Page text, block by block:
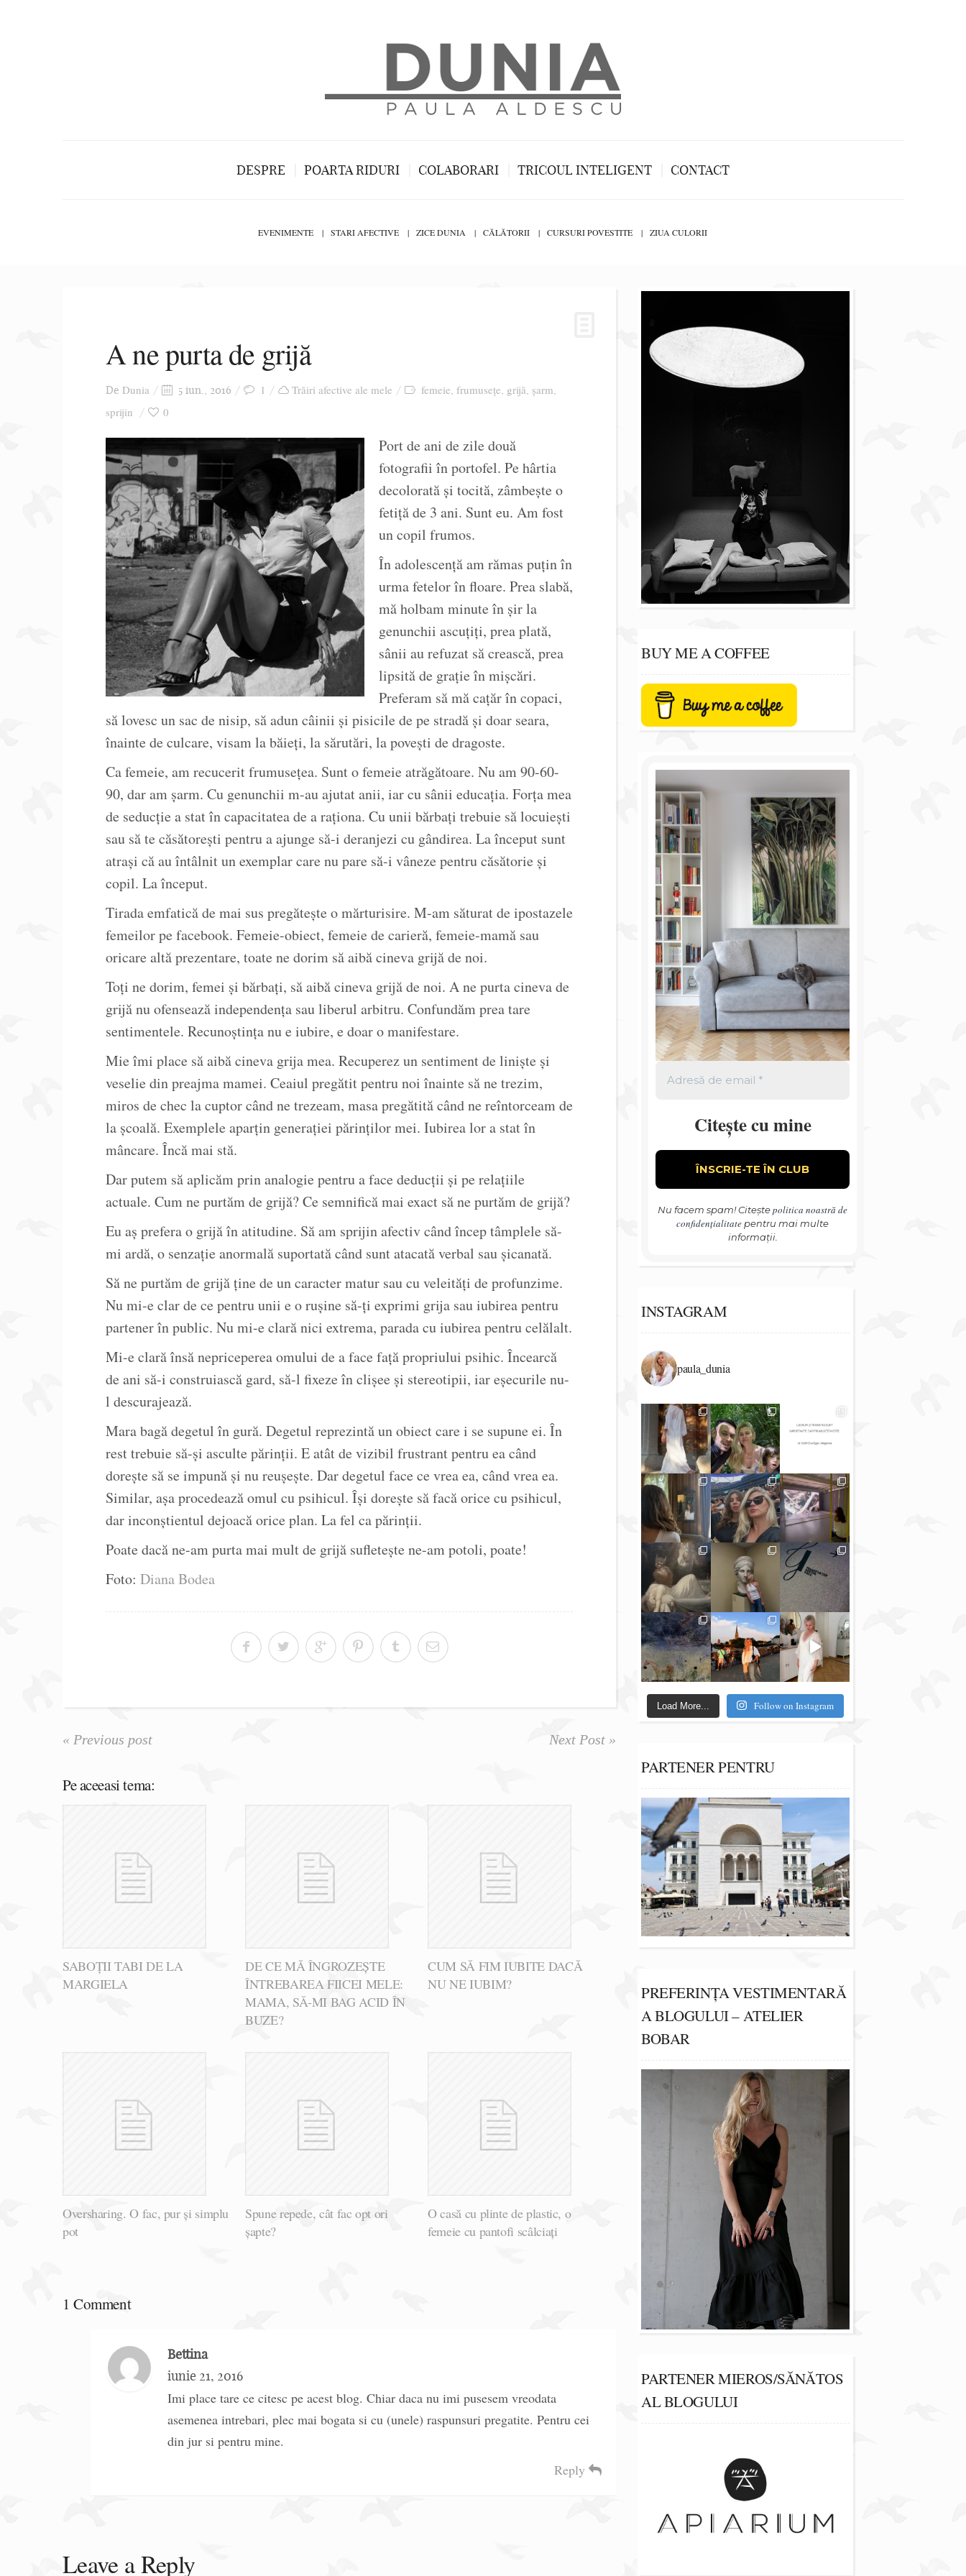
DESPRE POARTA RIDURI COLABORARI TRICOUL INTELIGENT CONTACT
EVENIMENTE STARI AFECTIVE ZICE DUNIA CĂLĂTORII CURSURI POVESTITE ZIUA CULORII
A ne purta de grijă
De Dunia 5 iun., 2016 1 Trăiri afective ale mele femeie, frumusețe, grijă, şarm,
sprijin 0
Port de ani de zile două
fotografii în portofel. Pe hârtia
decolorată şi tocită, zâmbeşte o
fetiţă de 3 ani. Sunt eu. Am fost
un copil frumos.
În adolescenţă am rămas puţin în
urma fetelor în floare. Prea slabă,
mă holbam minute în şir la
genunchii ascuţiţi, prea plată,
sânii au refuzat să crească, prea
lipsită de graţie în mişcări.
Preferam să mă caţăr în copaci,
să lovesc un sac de nisip, să adun câinii şi pisicile de pe stradă şi doar seara,
înainte de culcare, visam la băieţi, la sărutări, la poveşti de dragoste.
Ca femeie, am recucerit frumuseţea. Sunt o femeie atrăgătoare. Nu am 90-60-
90, dar am şarm. Cu genunchii m-au ajutat anii, iar cu sânii educaţia. Forţa mea
de seducţie a stat în capacitatea de a raţiona. Cu unii bărbaţi trebuie să locuieşti
sau să te căsătoreşti pentru a ajunge să-i deranjezi cu gândirea. La început sunt
atraşi că au întâlnit un exemplar care nu pare să-i vâneze pentru căsătorie şi
copil. La început.
Tirada emfatică de mai sus pregăteşte o mărturisire. M-am săturat de ipostazele
femeilor pe facebook. Femeie-obiect, femeie de carieră, femeie-mamă sau
oricare altă prezentare, toate ne dorim să aibă cineva grijă de noi.
Toţi ne dorim, femei şi bărbaţi, să aibă cineva grijă de noi. A ne purta cineva de
grijă nu ofensează independenţa sau liberul arbitru. Confundăm prea tare
sentimentele. Recunoştinţa nu e iubire, e doar o manifestare.
Mie îmi place să aibă cineva grija mea. Recuperez un sentiment de linişte şi
veselie din preajma mamei. Ceaiul pregătit pentru noi înainte să ne trezim,
miros de chec la cuptor când ne trezeam, masa pregătită când ne reîntorceam de
la şcoală. Exemplele aparţin generaţiei părinţilor mei. Iubirea lor a stat în
mâncare. Încă mai stă.
Dar putem să aplicăm prin analogie pentru a face deducţii şi pe relaţiile
actuale. Cum ne purtăm de grijă? Ce semnifică mai exact să ne purtăm de grijă?
Eu aş prefera o grijă în atitudine. Să am sprijin afectiv când încep tâmplele să-
mi ardă, o senzaţie anormală suportată când sunt atacată verbal sau şicanată.
Să ne purtăm de grijă ţine de un caracter matur sau cu veleităţi de profunzime.
Nu mi-e clar de ce pentru unii e o ruşine să-ţi exprimi grija sau iubirea pentru
partener în public. Nu mi-e clară nici extrema, parada cu iubirea pentru celălalt.
Mi-e clară însă nepriceperea omului de a face faţă propriului psihic. Încearcă
de ani să-i construiască gard, să-l fixeze în clişee şi stereotipii, iar eşecurile nu-
l descurajează.
Mara bagă degetul în gură. Degetul reprezintă un obiect care i se supune ei. În
rest trebuie să-şi asculte părinţii. E atât de vizibil frustrant pentru ea când
doreşte să se impună şi nu reuşeşte. Dar degetul face ce vrea ea, când vrea ea.
Similar, aşa procedează omul cu psihicul. Îşi doreşte să facă orice cu psihicul,
dar inconştientul dejoacă orice plan. La fel ca părinţii.
Poate dacă ne-am purta mai mult de grijă sufleteşte ne-am potoli, poate!
Foto: Diana Bodea
« Previous post Next Post »
Pe aceeasi tema:
SABOȚII TABI DE LA
MARGIELA
DE CE MĂ ÎNGROZEȘTE
ÎNTREBAREA FIICEI MELE:
MAMA, SĂ-MI BAG ACID ÎN
BUZE?
CUM SĂ FIM IUBITE DACĂ
NU NE IUBIM?
Oversharing. O fac, pur și simplu
pot
Spune repede, cât fac opt ori
șapte?
O casă cu plinte de plastic, o
femeie cu pantofi scâlciați
1 Comment
Bettina
iunie 21, 2016
Imi place tare ce citesc pe acest blog. Chiar daca nu imi pusesem vreodata
asemenea intrebari, plec mai bogata si cu (unele) raspunsuri pregatite. Pentru cei
din jur si pentru mine.
Reply
Leave a Reply
BUY ME A COFFEE
Citește cu mine
Nu facem spam! Citeștepolitica noastră de
confidențialitate pentru mai multe
informații.
INSTAGRAM
paula_dunia
Load More... Follow on Instagram
PARTENER PENTRU
PREFERINȚA VESTIMENTARĂ
A BLOGULUI – ATELIER
BOBAR
PARTENER MIEROS/SĂNĂTOS
AL BLOGULUI